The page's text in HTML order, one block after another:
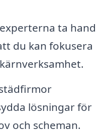
ta hand
du kan fokusera
lösningar för
och scheman.